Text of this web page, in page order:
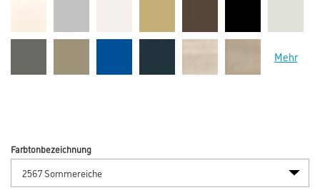
Mehr
Farbtonbezeichnung